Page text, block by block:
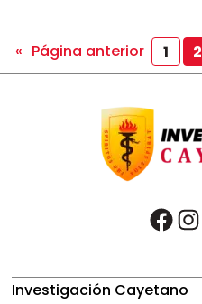
« Página anterior 1 2
facebook instagram
Investigación Cayetano